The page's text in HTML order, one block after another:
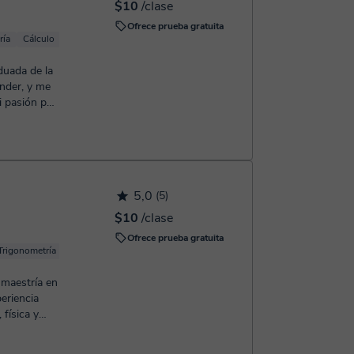
$10 /clase
Ofrece prueba gratuita
Cálculo
de la
y me
por
5,0 (5)
$10 /clase
Ofrece prueba gratuita
en
física y